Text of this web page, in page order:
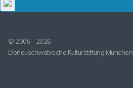
© 2006 - 2026
Donauschwäbische Kulturstiftung München